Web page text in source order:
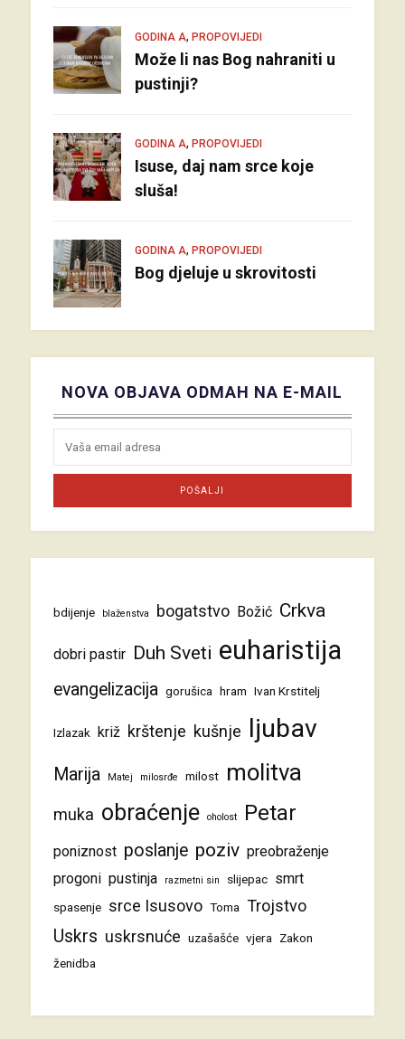
GODINA A, PROPOVIJEDI
Može li nas Bog nahraniti u
pustinji?
GODINA A, PROPOVIJEDI
Isuse, daj nam srce koje
sluša!
GODINA A, PROPOVIJEDI
Bog djeluje u skrovitosti
NOVA OBJAVA ODMAH NA E-MAIL
bdijenje blaženstva bogatstvo Božić Crkva
dobri pastir Duh Sveti euharistija
evangelizacija gorušica hram Ivan Krstitelj
Izlazak križ krštenje kušnje ljubav
Marija Matej milosrđe milost molitva
muka obraćenje oholost Petar
poniznost poslanje poziv preobraženje
progoni pustinja razmetni sin slijepac smrt
spasenje srce Isusovo Toma Trojstvo
Uskrs uskrsnuće uzašašće vjera
Zakon
ženidba